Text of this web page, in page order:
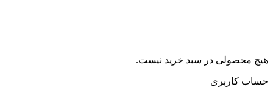
محصولی در سبد خرید نیست.
کاربری